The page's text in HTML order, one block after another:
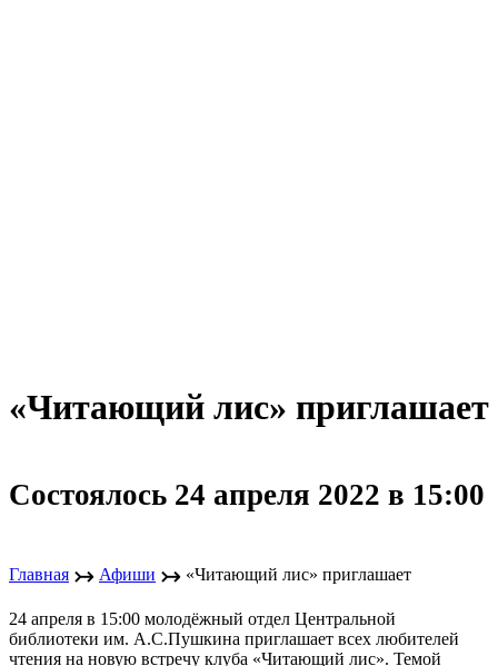
«Читающий лис» приглашает
Состоялось 24 апреля 2022 в 15:00
Главная ↣ Афиши ↣ «Читающий лис» приглашает
24 апреля в 15:00 молодёжный отдел Центральной
библиотеки им. А.С.Пушкина приглашает всех любителей
чтения на новую встречу клуба «Читающий лис». Темой